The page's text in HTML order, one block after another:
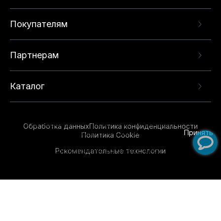
Покупателям
Партнерам
Каталог
Обработка данныхПолитика конфиденциальности
Политика Cookie
Рекомендательные технологии
опыта на нашем сайте. Продолжая использовать
данный сайт, вы соглашаетесь с использованием
технологий. Для получения дополнительной
Принять